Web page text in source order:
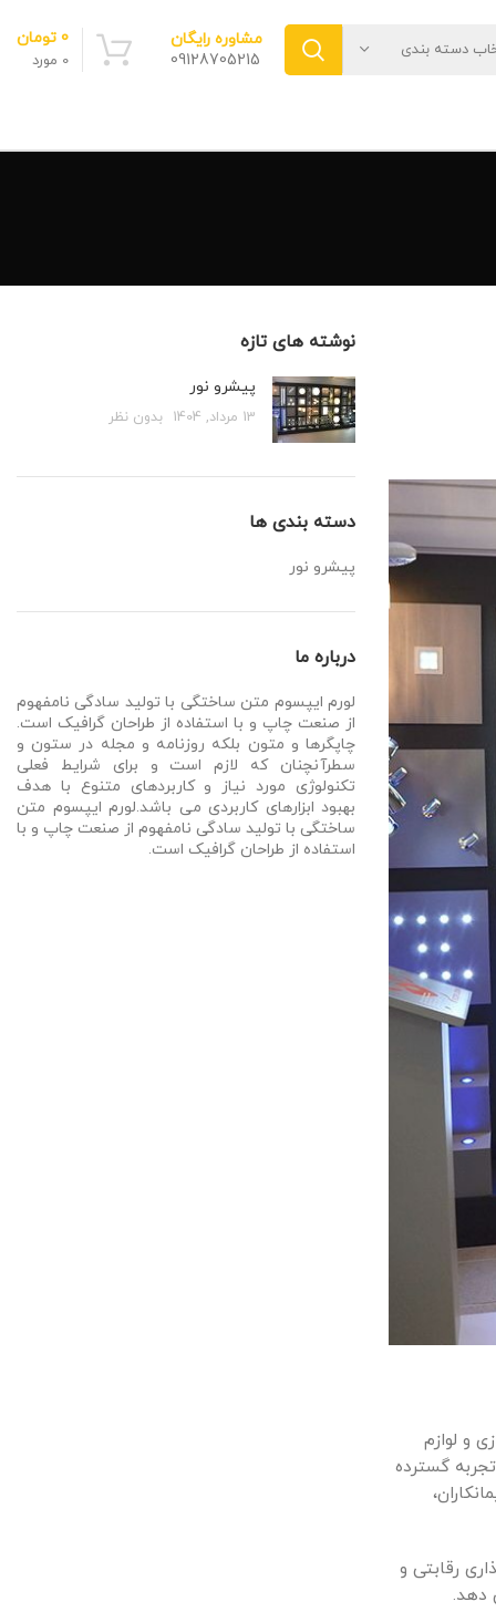
دسته بندی
مشاوره رایگان
09128705215
0 مورد
0 تومان
و لوازم
گسترده
رقابتی و
دهد.
نوشته های تازه
پیشرو نور
13 مرداد, 1404 بدون نظر
دسته بندی ها
پیشرو نور
درباره ما
لورم ایپسوم متن ساختگی با تولید سادگی نامفهوم
از صنعت چاپ و با استفاده از طراحان گرافیک است.
چاپگرها و متون بلکه روزنامه و مجله در ستون و
سطرآنچنان که لازم است و برای شرایط فعلی
تکنولوژی مورد نیاز و کاربردهای متنوع با هدف
بهبود ابزارهای کاربردی می باشد.لورم ایپسوم متن
ساختگی با تولید سادگی نامفهوم از صنعت چاپ و با
استفاده از طراحان گرافیک است.